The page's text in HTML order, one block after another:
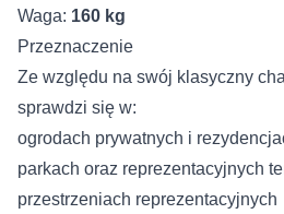
Waga: 160 kg
Przeznaczenie
Ze względu na swój klasyczny
sprawdzi się w:
ogrodach prywatnych i
parkach oraz reprezentacyjnych
przestrzeniach reprezentacyjnych